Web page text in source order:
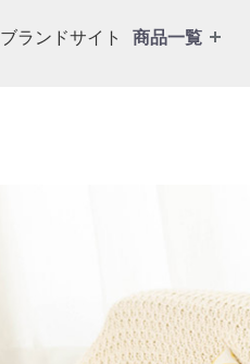
ブランドサイト 商品一覧